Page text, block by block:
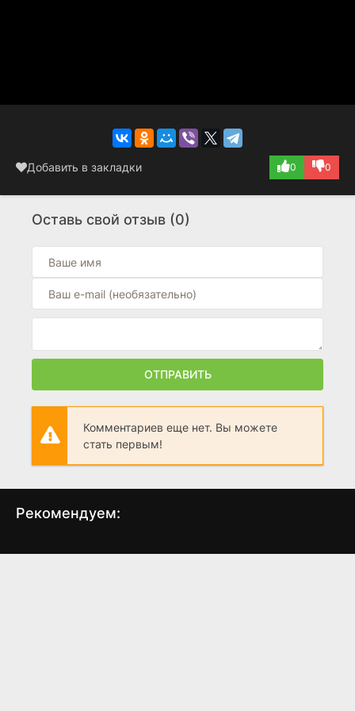
Добавить в закладки 0 0
Оставь свой отзыв (0)
ОТПРАВИТЬ
Комментариев еще нет. Вы можете
стать первым!
Рекомендуем:
Не оставляй следов Другой я